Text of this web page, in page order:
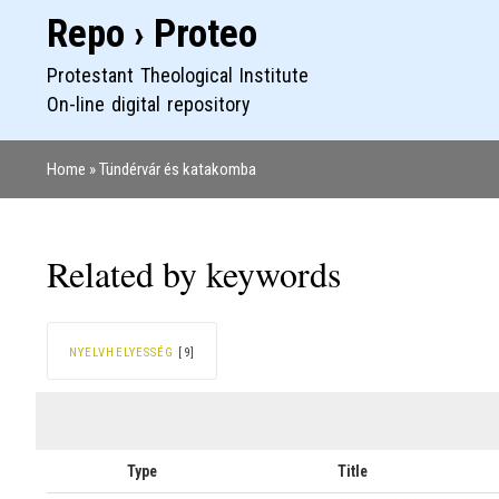
Repo › Proteo
Protestant Theological Institute
On-line digital repository
Home Tündérvár és katakomba
Related by keywords
NYELVHELYESSÉG [9]
Type Title